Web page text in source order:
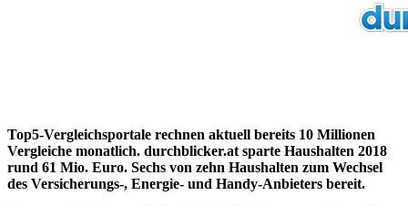
Top5-Vergleichsportale rechnen aktuell bereits 10 Millionen
Vergleiche monatlich. durchblicker.at sparte Haushalten 2018
rund 61 Mio. Euro. Sechs von zehn Haushalten zum Wechsel
des Versicherungs-, Energie- und Handy-Anbieters bereit.